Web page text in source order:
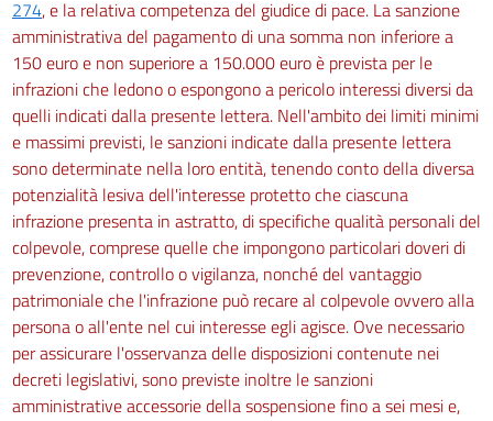
274, e la relativa competenza del giudice di pace. La sanzione
amministrativa del pagamento di una somma non inferiore a
150 euro e non superiore a 150.000 euro è prevista per le
infrazioni che ledono o espongono a pericolo interessi diversi da
quelli indicati dalla presente lettera. Nell'ambito dei limiti minimi
e massimi previsti, le sanzioni indicate dalla presente lettera
sono determinate nella loro entità, tenendo conto della diversa
potenzialità lesiva dell'interesse protetto che ciascuna
infrazione presenta in astratto, di specifiche qualità personali del
colpevole, comprese quelle che impongono particolari doveri di
prevenzione, controllo o vigilanza, nonché del vantaggio
patrimoniale che l'infrazione può recare al colpevole ovvero alla
persona o all'ente nel cui interesse egli agisce. Ove necessario
per assicurare l'osservanza delle disposizioni contenute nei
decreti legislativi, sono previste inoltre le sanzioni
amministrative accessorie della sospensione fino a sei mesi e,